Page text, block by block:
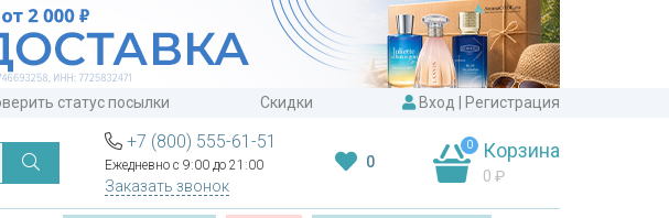
статус посылки Скидки Вход Регистрация
+7 (800) 555-61-51
Ежедневно с 9:00 до 21:00
Заказать звонок
0
0 Корзина
0 ₽